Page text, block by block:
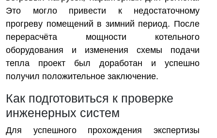
Это могло привести к недостаточному
прогреву помещений в зимний период. После
перерасчёта мощности котельного
оборудования и изменения схемы подачи
тепла проект был доработан и успешно
получил положительное заключение.
Как подготовиться к проверке
инженерных систем
Для успешного прохождения экспертизы